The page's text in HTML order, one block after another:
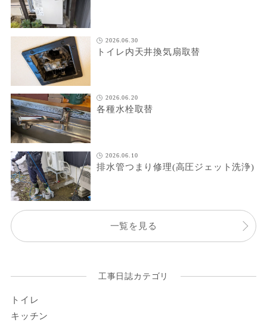
2026.06.30
トイレ内天井換気扇取替
2026.06.20
各種水栓取替
2026.06.10
排水管つまり修理(高圧ジェット洗浄)
一覧を見る
工事日誌カテゴリ
トイレ
キッチン